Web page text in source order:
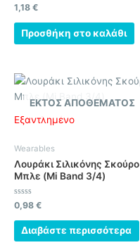
Βαθμολογήθηκε
με
0
από
1,18 €
Προσθήκη στο καλάθι
ΕΚΤΌΣ ΑΠΟΘΈΜΑΤΟΣ
Εξαντλημένο
Wearables
Λουράκι Σιλικόνης Σκούρο
Μπλε (Mi Band 3/4)
Βαθμολογήθηκε
με
0
από
0,98 €
Διαβάστε περισσότερα